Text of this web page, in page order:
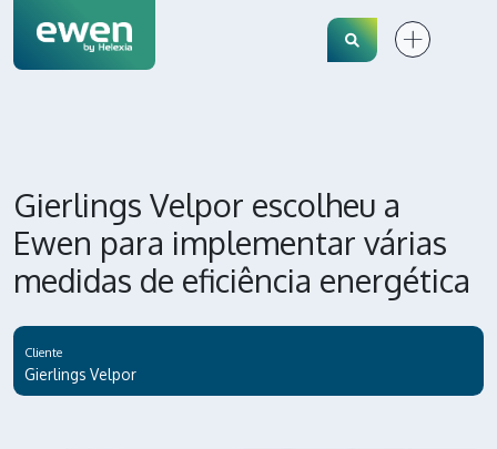
Search
Gierlings Velpor escolheu a
Ewen para implementar várias
medidas de eficiência energética
Cliente
Gierlings Velpor